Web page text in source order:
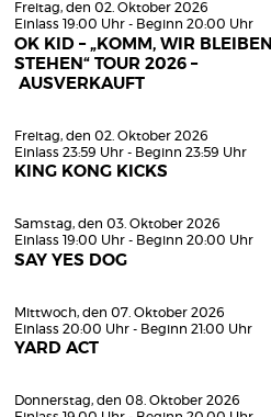
Freitag, den 02. Oktober 2026
Einlass 19:00 Uhr - Beginn 20:00 Uhr
OK KID – „KOMM, WIR BLEIBEN
STEHEN“ TOUR 2026 –
AUSVERKAUFT
Freitag, den 02. Oktober 2026
Einlass 23:59 Uhr - Beginn 23:59 Uhr
KING KONG KICKS
Samstag, den 03. Oktober 2026
Einlass 19:00 Uhr - Beginn 20:00 Uhr
SAY YES DOG
Mittwoch, den 07. Oktober 2026
Einlass 20:00 Uhr - Beginn 21:00 Uhr
YARD ACT
Donnerstag, den 08. Oktober 2026